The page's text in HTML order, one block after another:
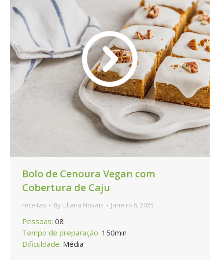
Bolo de Cenoura Vegan com
Cobertura de Caju
receitas By Liliana Novais Janeiro 6, 2025
Pessoas: 08
Tempo de preparação: 150min
Dificuldade: Média